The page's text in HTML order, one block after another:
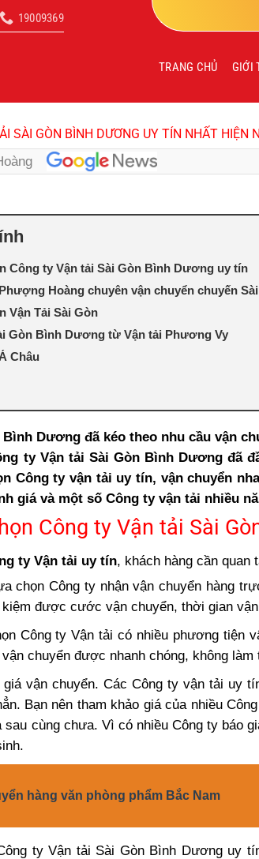
19009369
TRANG CHỦ GIỚI
SÀI GÒN BÌNH DƯƠNG UY TÍN NHẤT HIỆN
Công ty Vận tải Sài Gòn Bình Dương uy tín
Hoàng chuyên vận chuyển chuyến
Vận Tải Sài Gòn
Gòn Bình Dương từ Vận tải Phương Vy
Châu
Dương đã kéo theo nhu cầu vận
ty Vận tải Sài Gòn Bình Dương đã
Công ty vận tải uy tín, vận chuyển
giá và một số Công ty vận tải nhiều
Công ty Vận tải Sài
ty Vận tải uy tín, khách hàng cần quan
chọn Công ty nhận vận chuyển hàng
được cước vận chuyển, thời gian
Công ty Vận tải có nhiều phương tiện
chuyển được nhanh chóng, không
vận chuyển. Các Công ty vận tải uy
Bạn nên tham khảo giá của nhiều
sau cùng chưa. Vì có nhiều Công ty báo
hàng văn phòng phẩm Bắc Nam
ty Vận tải Sài Gòn Bình Dương uy